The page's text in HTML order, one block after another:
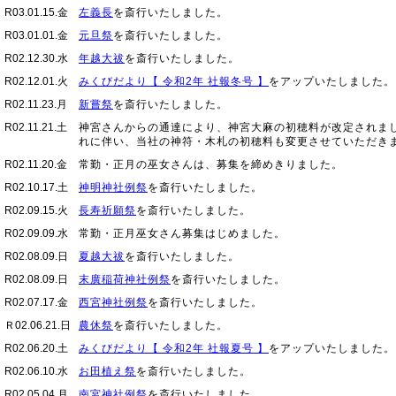
R03.01.15.金
左義長を斎行いたしました。
R03.01.01.金
元旦祭を斎行いたしました。
R02.12.30.水
年越大祓を斎行いたしました。
R02.12.01.火
みくびだより【 令和2年 社報冬号 】 をアップいたしました。
R02.11.23.月
新嘗祭を斎行いたしました。
R02.11.21.土
神宮さんからの通達により、神宮大麻の初穂料が改定されま
れに伴い、当社の神符・木札の初穂料も変更させていただき
R02.11.20.金
常勤・正月の巫女さんは、募集を締めきりました。
R02.10.17.土
神明神社例祭を斎行いたしました。
R02.09.15.火
長寿祈願祭を斎行いたしました。
R02.09.09.水
常勤・正月巫女さん募集はじめました。
R02.08.09.日
夏越大祓を斎行いたしました。
R02.08.09.日
末廣稲荷神社例祭を斎行いたしました。
R02.07.17.金
西宮神社例祭を斎行いたしました。
Ｒ02.06.21.日
農休祭を斎行いたしました。
R02.06.20.土
みくびだより【 令和2年 社報夏号 】 をアップいたしました。
R02.06.10.水
お田植え祭を斎行いたしました。